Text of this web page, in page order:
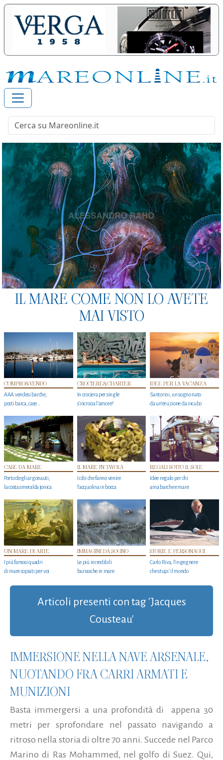
IL MARE COME NON LO AVETE
MAI VISTO
COMPRO&VENDO
AAA vendesi barche,
posti barca, case…
CROCIERE&CHARTER
In crociera per single
s'incrocia l’amore?
IDEE PER LA VACANZA
Santorini, un sogno nato
da un’eruzione da incubo
CASE DA MARE
Porto degli argonauti,
la costa smeralda jonica
IL MARE IN TAVOLA
I cibi che fanno venire
l’acquolina in bocca
REGALI SOTTO IL SOLE
Idee regalo per chi
ama barche e mare
UN MARE DI ARTE
I più famosi quadri
di mare copiati per voi
IMMAGINI DA SOGNO
Le più incredibili
burrasche in mare
STORIE E PERSONAGGI
Carlo Riva, l’ingegnere
che stupi' il mondo
Articoli presenti con tag 'Jacques
Cousteau'
IMMERSIONE NELLA NAVE ARSENALE,
NUOTANDO FRA CARRI ARMATI E
MUNIZIONI
Basta immergersi a una profondità di appena 30
metri per sprofondare nel passato navigando a
ritroso nella storia di oltre 70 anni. Succede nel Parco
Marino di Ras Mohammed, nel golfo di Suez. Qui,